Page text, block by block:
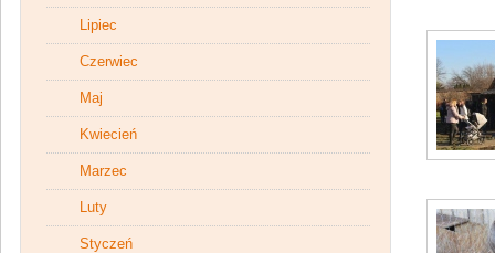
Lipiec
Czerwiec
Maj
Kwiecień
Marzec
Luty
Styczeń